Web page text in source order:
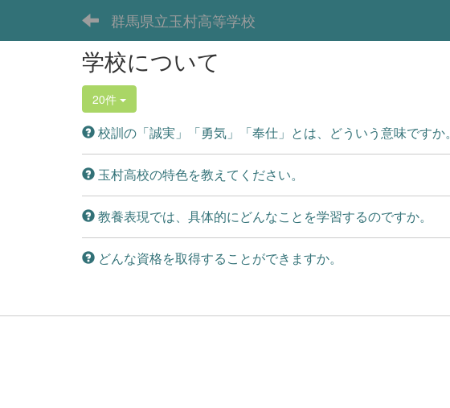
群馬県立玉村高等学校
学校について
20件
校訓の「誠実」「勇気」「奉仕」とは、どういう意味ですか。
玉村高校の特色を教えてください。
教養表現では、具体的にどんなことを学習するのですか。
どんな資格を取得することができますか。